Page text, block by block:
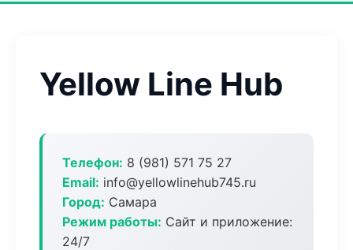
Yellow Line Hub
Телефон: 8 (981) 571 75 27
Email: info@yellowlinehub745.ru
Город: Самара
Режим работы: Сайт и приложение:
24/7